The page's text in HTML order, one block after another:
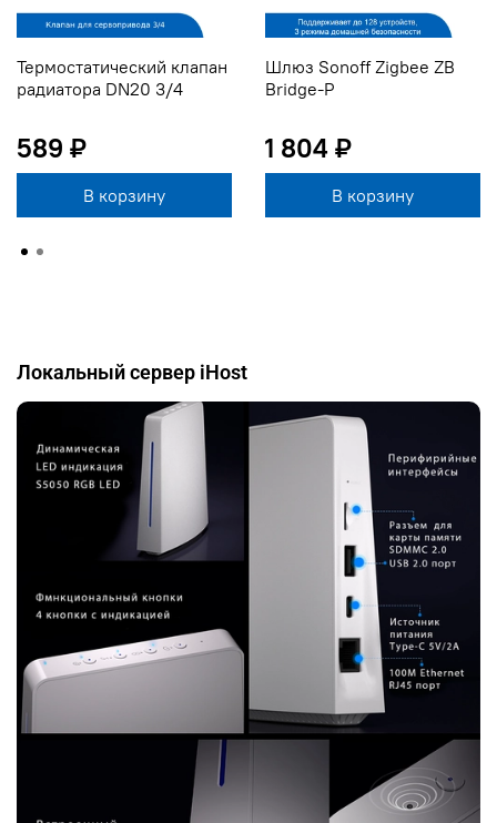
Термостатический клапан
радиатора DN20 3/4
589 ₽
В корзину
Шлюз Sonoff Zigbee ZB
Bridge-P
1 804 ₽
В корзину
Локальный сервер iHost